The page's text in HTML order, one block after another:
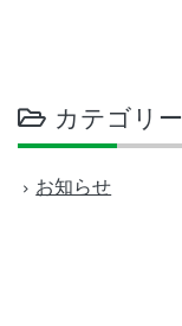
カテゴリー
お知らせ